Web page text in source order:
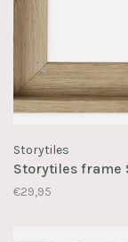
Storytiles
Storytiles frame
€29,95